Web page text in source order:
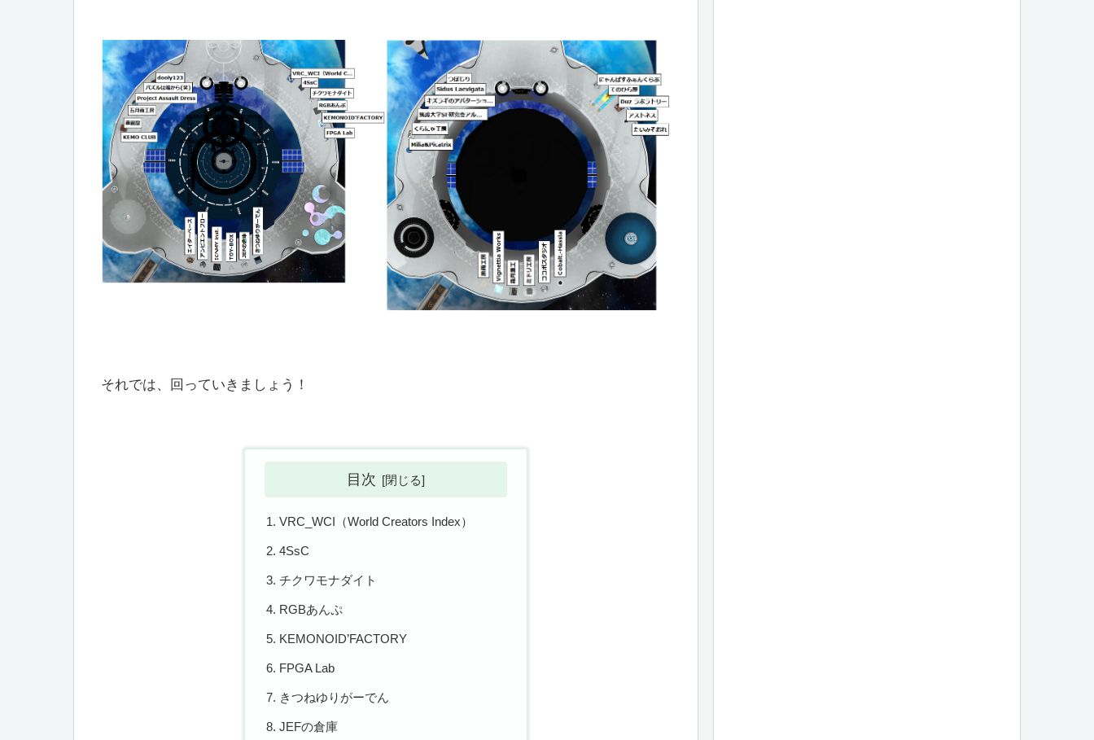
それでは、回っていきましょう！
目次
VRC_WCI（World Creators Index）
4SsC
チクワモナダイト
RGBあんぷ
KEMONOID’FACTORY
FPGA Lab
きつねゆりがーでん
JEFの倉庫